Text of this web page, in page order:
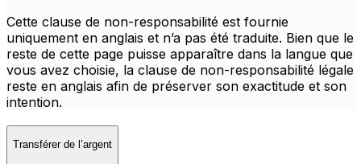
Cette clause de non-responsabilité est fournie
uniquement en anglais et n’a pas été traduite. Bien que le
reste de cette page puisse apparaître dans la langue que
vous avez choisie, la clause de non-responsabilité légale
reste en anglais afin de préserver son exactitude et son
intention.
Transférer de l’argent